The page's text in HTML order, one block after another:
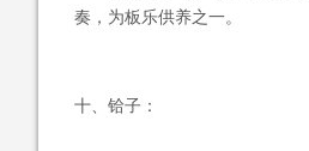
奏，为板乐供养之一。
十、铪子：